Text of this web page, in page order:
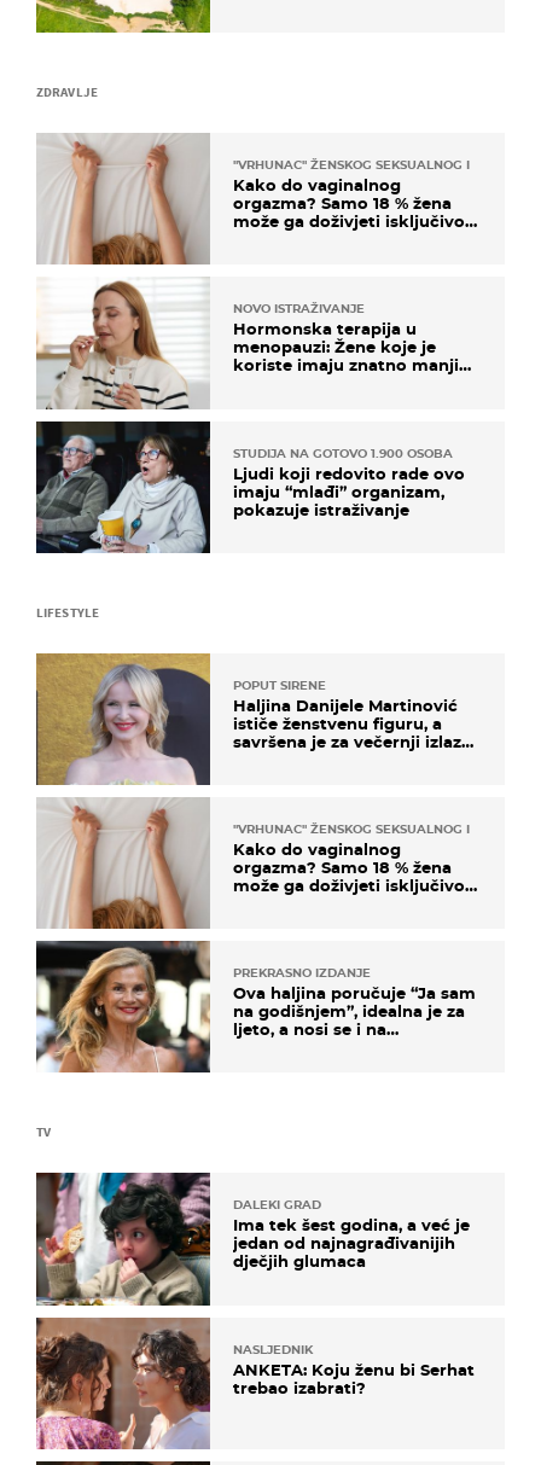
ZDRAVLJE
"VRHUNAC" ŽENSKOG SEKSUALNOG ISKUSTVA
Kako do vaginalnog
orgazma? Samo 18 % žena
može ga doživjeti isključivo
NOVO ISTRAŽIVANJE
Hormonska terapija u
menopauzi: Žene koje je
koriste imaju znatno manji
STUDIJA NA GOTOVO 1.900 OSOBA
Ljudi koji redovito rade ovo
imaju “mlađi” organizam,
pokazuje istraživanje
TV
DALEKI GRAD
Ima tek šest godina, a već je
jedan od najnagrađivanijih
dječjih glumaca
NASLJEDNIK
ANKETA: Koju ženu bi Serhat
trebao izabrati?
LIFESTYLE
POPUT SIRENE
Haljina Danijele Martinović
ističe ženstvenu figuru, a
savršena je za večernji izlazak
"VRHUNAC" ŽENSKOG SEKSUALNOG ISKUSTVA
Kako do vaginalnog
orgazma? Samo 18 % žena
može ga doživjeti isključivo
PREKRASNO IZDANJE
Ova haljina poručuje “Ja sam
na godišnjem”, idealna je za
ljeto, a nosi se i na